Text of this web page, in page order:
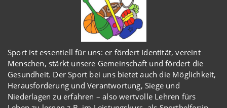
Sport ist essentiell für uns: er fördert Identität, vereint
Menschen, stärkt unsere Gemeinschaft und fördert die
Gesundheit. Der Sport bei uns bietet auch die Möglichkeit,
Herausforderung und Verantwortung, Siege und
Niederlagen zu erfahren – also wertvolle Lehren fürs